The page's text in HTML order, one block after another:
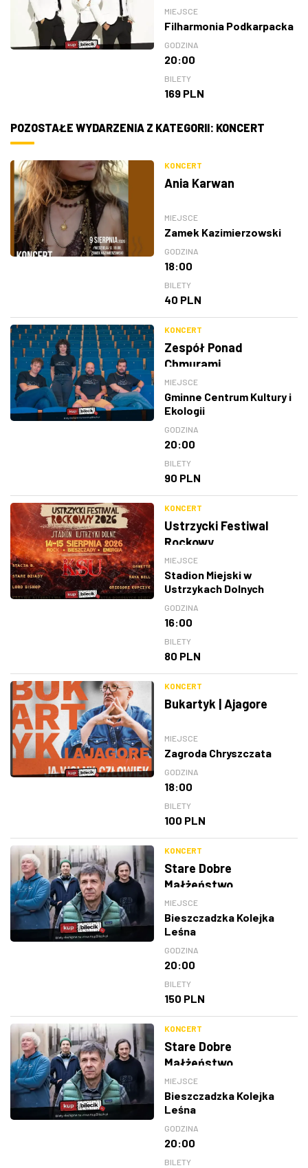
MIEJSCE
Filharmonia Podkarpacka
GODZINA
20:00
BILETY
169 PLN
POZOSTAŁE WYDARZENIA Z KATEGORII: KONCERT
KONCERT
Ania Karwan
MIEJSCE
Zamek Kazimierzowski
GODZINA
18:00
BILETY
40 PLN
KONCERT
Zespół Ponad
Chmurami
MIEJSCE
Gminne Centrum Kultury i
Ekologii
GODZINA
20:00
BILETY
90 PLN
KONCERT
Ustrzycki Festiwal
Rockowy
MIEJSCE
Stadion Miejski w
Ustrzykach Dolnych
GODZINA
16:00
BILETY
80 PLN
KONCERT
Bukartyk | Ajagore
MIEJSCE
Zagroda Chryszczata
GODZINA
18:00
BILETY
100 PLN
KONCERT
Stare Dobre
Małżeństwo
MIEJSCE
Bieszczadzka Kolejka
Leśna
GODZINA
20:00
BILETY
150 PLN
KONCERT
Stare Dobre
Małżeństwo
MIEJSCE
Bieszczadzka Kolejka
Leśna
GODZINA
20:00
BILETY